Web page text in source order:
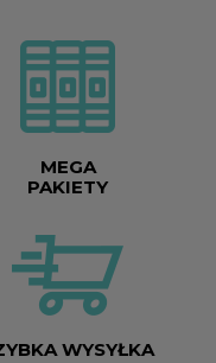
MEGA
PAKIETY
WYSYŁKA